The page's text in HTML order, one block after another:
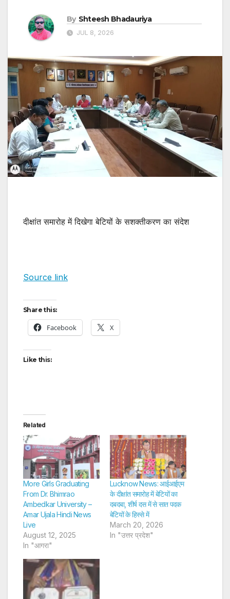
By Shteesh Bhadauriya
JUL 8, 2026
दीक्षांत समारोह में दिखेगा बेटियों के सशक्तीकरण का संदेश
Source link
Share this:
Facebook X
Like this:
Related
More Girls Graduating
From Dr. Bhimrao
Ambedkar University –
Amar Ujala Hindi News
Live
August 12, 2025
In "आगरा"
Lucknow News: आईआईएम
के दीक्षांत समारोह में बेटियों का
दबदबा, शीर्ष दस में से सात पदक
बेटियों के हिस्से में
March 20, 2026
In "उत्तर प्रदेश"